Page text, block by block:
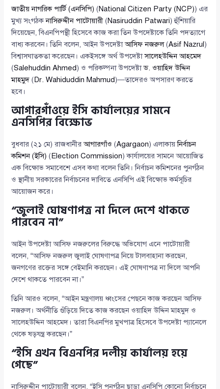
জাতীয় নাগরিক পার্টি (এনসিপি) (National Citizen Party (NCP)) এর
মুখ্য সংগঠকনাসিরুদ্দীন পাটোয়ারী (Nasiruddin Patwari) হুঁশিয়ারি
দিয়েছেন, বিএনপিপন্থী হিসেবে কাজ করা তিন উপদেষ্টাকে তিনি পদত্যাগে
বাধ্য করবেন। তিনি বলেন, আইন উপদেষ্টাআসিফ নজরুল(Asif Nazrul )
বিশ্বাসঘাতকতা করেছেন। একইসঙ্গে অর্থ উপদেষ্টাসালেহউদ্দিন আহমেদ
(Salehuddin Ahmed) ও পরিকল্পনা উপদেষ্টাড. ওয়াহিদ উদ্দিন
মাহমুদ ( Dr. Wahiduddin Mahmud)—তাদেরও অপসারণ করতে
হবে।
আগারগাঁওয়ে ইসি কার্যালয়ের সামনে
এনসিপির বিক্ষোভ
বুধবার (২১ মে) রাজধানীরআগারগাঁও (Agargaon) এলাকায়নির্বাচন
কমিশন (ইসি) ( Election Commission) কার্যালয়ের সামনে আয়োজিত
এক বিক্ষোভ সমাবেশে এসব কথা বলেন তিনি। নির্বাচন কমিশনের পুনর্গঠন
ও স্থানীয় সরকারের নির্বাচনের দাবিতে এনসিপি এই বিক্ষোভ কর্মসূচির
আয়োজন করে।
“জুলাই ঘোষণাপত্র না দিলে দেশে থাকতে
পারবেন না”
আইন উপদেষ্টা আসিফ নজরুলের বিরুদ্ধে অভিযোগ এনে পাটোয়ারী
বলেন, “আসিফ নজরুল জুলাই ঘোষণাপত্র নিয়ে টালবাহানা করছেন,
জনগণের রক্তের সঙ্গে বেইমানি করছেন। এই ঘোষণাপত্র না দিলে আপনি
দেশে থাকতে পারবেন না।”
তিনি আরও বলেন, “আইন মন্ত্রণালয় ধ্বংসের পেছনে কাজ করছেন আসিফ
নজরুল। অর্থনীতি গুঁড়িয়ে দিতে কাজ করছেন ওয়াহিদ উদ্দিন মাহমুদ ও
সালেহউদ্দিন আহমেদ। তারা বিএনপির মুখপাত্র হিসেবে উপদেষ্টা প্যানেলে
থেকে ষড়যন্ত্র করছেন।”
“ইসি এখন বিএনপির দলীয় কার্যালয় হয়ে
গেছে”
নাসিরুদ্দীন পাটোয়ারী বলেন, “ইসি পুনর্গঠন ছাড়া এনসিপি কোনো নির্বাচনে